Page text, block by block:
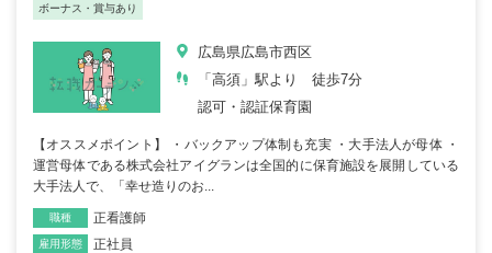
ボーナス・賞与あり
広島県広島市西区
「高須」駅より 徒歩7分
認可・認証保育園
【オススメポイント】 ・バックアップ体制も充実 ・大手法人が母体 ・
運営母体である株式会社アイグランは全国的に保育施設を展開している
大手法人で、「幸せ造りのお...
職種 正看護師
雇用形態 正社員